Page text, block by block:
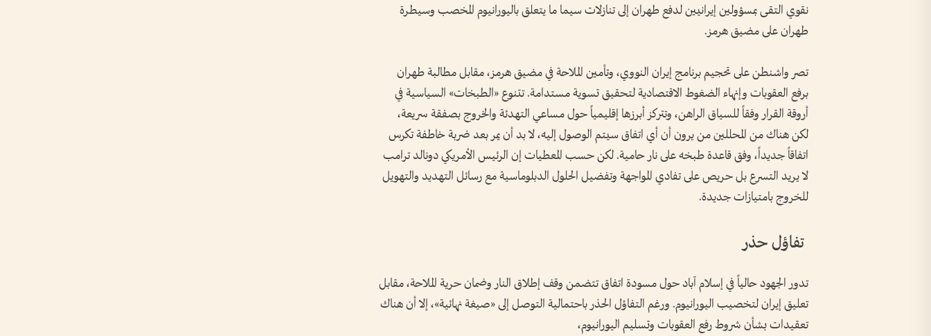
نقوي التقى بمسؤولين إيرانيين لدفع طهران إلى تنازلات سيما ما يتعلق باليورانيوم المخصب وسيطرة
طهران على مضيق هرمز.
تصر واشنطن على تحجيم برنامج إيران النووي، وتأمين الملاحة في مضيق هرمز، مقابل مطالبة طهران
برفع العقوبات وإنهاء الضغوط الاقتصادية لتحقيق تسوية مستدامة. تتنوع «الطبخات» السياسية في
أروقة القرار وفقاً للسياق الراهن، وتتركز أبرزها إقليمياً حول مساعي التهدئة والخروج بصفقة سريعة،
لكن هناك من المحللين من يرون أن أي اتفاق سيتم الوصول إليه، لا بد أن يمر بعد ضربة خاطفة تكرس
اتفاقاً جديداً، وفق قاعدة طبخه على نار حامية. لكن حسب المعطيات إن الرئيس الأمريكي دونالد ترامب
لا يريد التسرع بل حريص على تفادي المواجهة وتفضيل الحلول الدبلوماسية مع رسائل التهديد والتهويل
للخروج بامتيازات جديدة.
تفاؤل حذر
تدور الجهود حالياً في إسلام آباد حول مسودة اتفاق تتضمن وقف إطلاق النار وضمان حرية الملاحة، مقابل
تعليق إيران لتخصيب اليورانيوم. ورغم التفاؤل الحذر باحتمالية التوصل إلى «صيغة نهائية»، إلا أن هناك
تعقيدات بشأن شروط رفع العقوبات وتسليم اليورانيوم،